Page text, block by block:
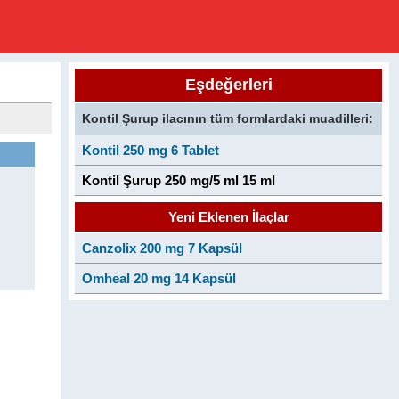
Eşdeğerleri
Kontil Şurup ilacının tüm formlardaki muadilleri:
Kontil 250 mg 6 Tablet
Kontil Şurup 250 mg/5 ml 15 ml
Yeni Eklenen İlaçlar
Canzolix 200 mg 7 Kapsül
Omheal 20 mg 14 Kapsül